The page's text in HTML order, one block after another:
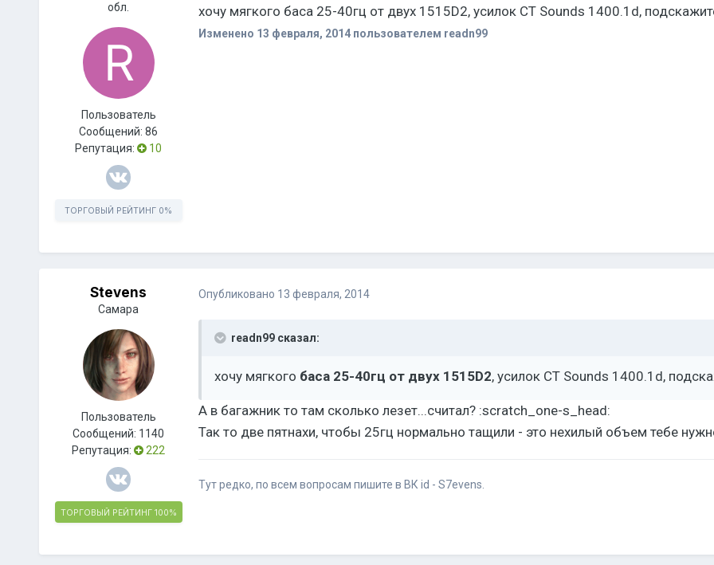
обл.
Пользователь
Сообщений:86
Репутация:
10
ТОРГОВЫЙ РЕЙТИНГ 0%
хочу мягкого баса 25-40гц от двух 1515D2, усилок CT Sounds 1400.1d,
Изменено 13 февраля, 2014пользователем readn99
Stevens
Самара
Пользователь
Сообщений: 1140
Репутация:
222
ТОРГОВЫЙ РЕЙТИНГ 100%
Опубликовано 13 февраля, 2014
readn99 сказал:
хочу мягкого баса 25-40гц от двух 1515D2, усилок CT Sounds 1400.1d,
А в багажник то там сколько лезет...считал? :scratch_one-s_head:
Так то две пятнахи, чтобы 25гц нормально тащили - это нехилый объем тебе
Тут редко, по всем вопросам пишите в ВК id - S7evens.